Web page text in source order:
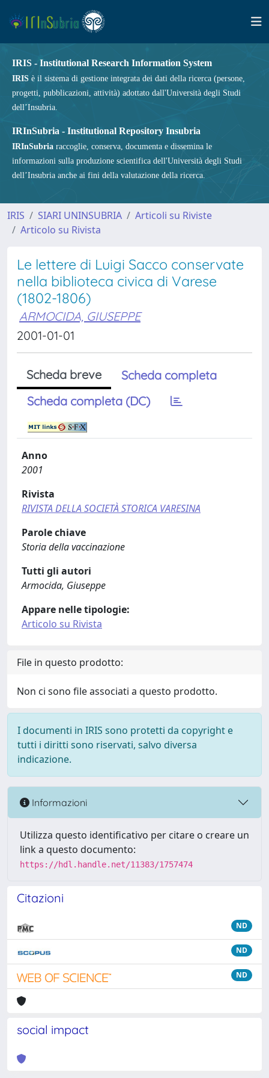
IRIS - Institutional Research Information System
IRIS è il sistema di gestione integrata dei dati della ricerca (persone,
progetti, pubblicazioni, attività) adottato dall'Università degli Studi
dell’Insubria.
IRInSubria - Institutional Repository Insubria
IRInSubria raccoglie, conserva, documenta e dissemina le
informazioni sulla produzione scientifica dell'Università degli Studi
dell’Insubria anche ai fini della valutazione della ricerca.
IRIS SIARI UNINSUBRIA
Articoli su Riviste
Articolo su Rivista
Le lettere di Luigi Sacco conservate
nella biblioteca civica di Varese
(1802-1806)
ARMOCIDA, GIUSEPPE
2001-01-01
Scheda breve
Scheda completa
Scheda completa (DC)
Anno
2001
Rivista
RIVISTA DELLA SOCIETÀ STORICA VARESINA
Parole chiave
Storia della vaccinazione
Tutti gli autori
Armocida, Giuseppe
Appare nelle tipologie:
Articolo su Rivista
File in questo prodotto:
Non ci sono file associati a questo prodotto.
I documenti in IRIS sono protetti da copyright e
tutti i diritti sono riservati, salvo diversa
indicazione.
Informazioni
Utilizza questo identificativo per citare o creare un
link a questo documento:
https://hdl.handle.net/11383/1757474
Citazioni
ND
ND
ND
social impact